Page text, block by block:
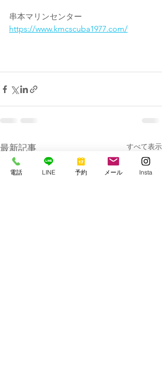
串本マリンセンター
https://www.kmcscuba1977.com/
最新記事 すべて表示
電話 LINE 予約 メール Insta